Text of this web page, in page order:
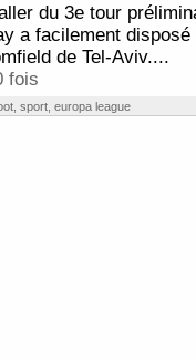
du 3e tour
a facilement
de Tel-Aviv....
fois
, sport, europa league